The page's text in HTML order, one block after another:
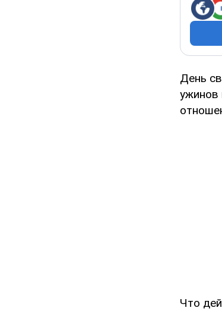
День
ужинов
Что